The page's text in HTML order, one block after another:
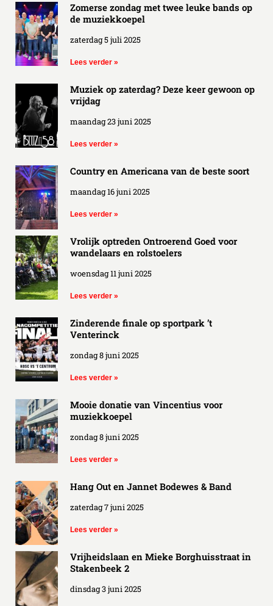
Zomerse zondag met twee leuke bands op
de muziekkoepel
zaterdag 5 juli 2025
Lees verder »
Muziek op zaterdag? Deze keer gewoon op
vrijdag
maandag 23 juni 2025
Lees verder »
Country en Americana van de beste soort
maandag 16 juni 2025
Lees verder »
Vrolijk optreden Ontroerend Goed voor
wandelaars en rolstoelers
woensdag 11 juni 2025
Lees verder »
Zinderende finale op sportpark ’t
Venterinck
zondag 8 juni 2025
Lees verder »
Mooie donatie van Vincentius voor
muziekkoepel
zondag 8 juni 2025
Lees verder »
Hang Out en Jannet Bodewes & Band
zaterdag 7 juni 2025
Lees verder »
Vrijheidslaan en Mieke Borghuisstraat in
Stakenbeek 2
dinsdag 3 juni 2025